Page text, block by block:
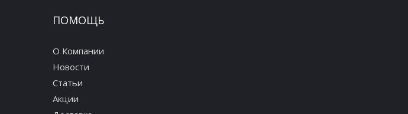
ПОМОЩЬ
О Компании
Новости
Статьи
Акции